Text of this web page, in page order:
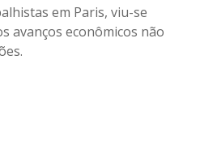
em Paris, viu-se
avanços econômicos não